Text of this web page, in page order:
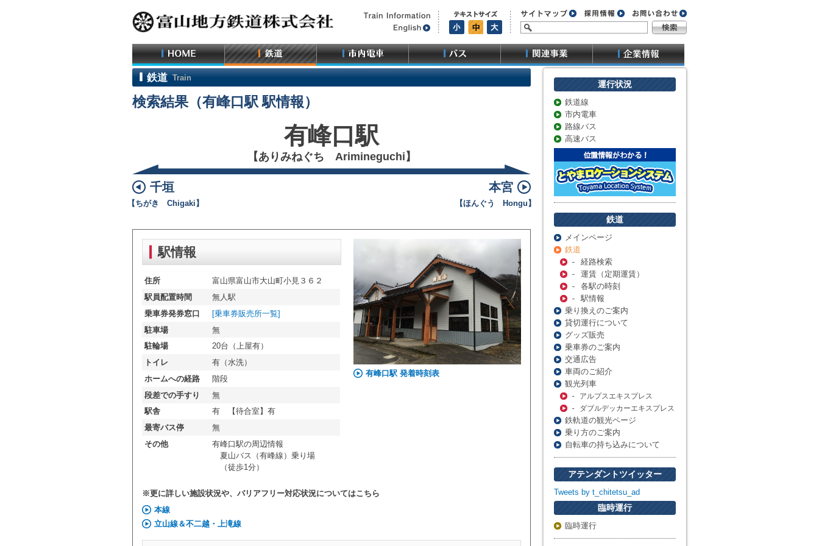
運行状況
鉄道線
市内電車
路線バス
高速バス
鉄道
メインページ
鉄道
- 経路検索
- 運賃（定期運賃）
- 各駅の時刻
- 駅情報
乗り換えのご案内
貸切運行について
グッズ販売
乗車券のご案内
交通広告
車両のご紹介
観光列車
- アルプスエキスプレス
- ダブルデッカーエキスプレス
鉄軌道の観光ページ
乗り方のご案内
自転車の持ち込みについて
アテンダントツイッター
Tweets by t_chitetsu_ad
臨時運行
臨時運行
鉄道 Train
検索結果（有峰口駅 駅情報）
有峰口駅
【ありみねぐち Arimineguchi】
千垣
【ちがき Chigaki】
本宮
【ほんぐう Hongu】
駅情報
住所
富山県富山市大山町小見３６２
駅員配置時間
無人駅
乗車券発券窓口
[乗車券販売所一覧]
駐車場
無
駐輪場
20台（上屋有）
トイレ
有（水洗）
ホームへの経路
階段
段差での手すり
無
駅舎
有 【待合室】有
最寄バス停
無
その他
有峰口駅の周辺情報
夏山バス（有峰線）乗り場
（徒歩1分）
有峰口駅 発着時刻表
※更に詳しい施設状況や、バリアフリー対応状況についてはこちら
本線
立山線＆不二越・上滝線